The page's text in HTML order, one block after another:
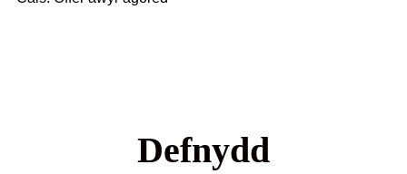
Defnydd